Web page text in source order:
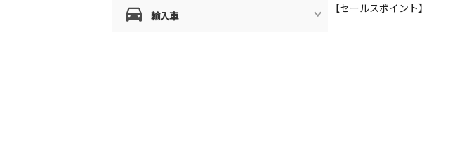
【セールスポイント】
輸入車